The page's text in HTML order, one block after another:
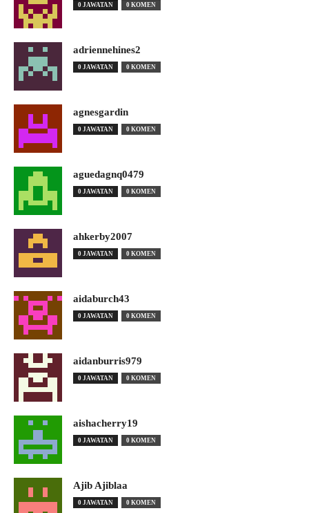
0 JAWATAN 0 KOMEN
adriennehines2
0 JAWATAN 0 KOMEN
agnesgardin
0 JAWATAN 0 KOMEN
aguedagnq0479
0 JAWATAN 0 KOMEN
ahkerby2007
0 JAWATAN 0 KOMEN
aidaburch43
0 JAWATAN 0 KOMEN
aidanburris979
0 JAWATAN 0 KOMEN
aishacherry19
0 JAWATAN 0 KOMEN
Ajib Ajiblaa
0 JAWATAN 0 KOMEN